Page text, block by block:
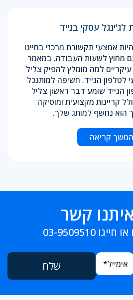
אמצעי תקשורת מרכזי בחיינו
מחוץ לשעות העבודה. במאמר
יתרונות עיקריים למה מומלץ להפיק צליל
לטלפון הנייד. חשיפה למותגכל
הנייד שומע דבר ראשון צליל
קריינות מקצועית ומוסיקה
הוא נחשף למותג שלך.
המשך קריאה
קשר
חייגו 03-9509510